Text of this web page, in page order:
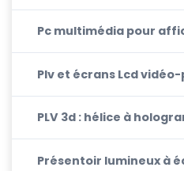
Pc multimédia pour
Plv et écrans Lcd
PLV 3d : hélice à
Présentoir lumineux à